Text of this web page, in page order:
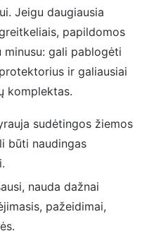
Jeigu daugiausia
papildomos
gali pablogėti
ir galiausiai
komplektas.
sudėtingos žiemos
būti naudingas
nauda dažnai
pažeidimai,